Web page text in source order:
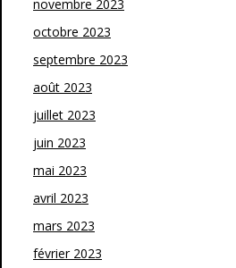
novembre 2023
octobre 2023
septembre 2023
août 2023
juillet 2023
juin 2023
mai 2023
avril 2023
mars 2023
février 2023